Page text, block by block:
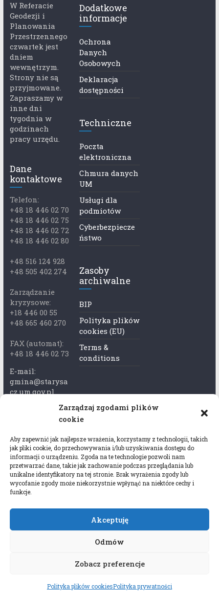
Zarządzaj zgodami plików
cookie
Aby zapewnić jak najlepsze wrażenia, korzystamy z technologii, takich
jak pliki cookie, do przechowywania i/lub uzyskiwania dostępu do
informacji o urządzeniu. Zgoda na te technologie pozwoli nam
przetwarzać dane, takie jak zachowanie podczas przeglądania lub
unikalne identyfikatory na tej stronie. Brak wyrażenia zgody lub
wycofanie zgody może niekorzystnie wpłynąć na niektóre cechy i
funkcje.
Akceptuję
Odmów
Zobacz preferencje
Polityka plików cookiesPolityka prywatności
W Referacie
Geodezji i
Planowania
Przestrzennego
czwartek jest
dniem
wewnętrzym.
Strony nie są
przyjmowane.
Zapraszamy w
inne dni
tygodnia w
godzinach
pracy urzędu.
Dane
kontaktowe
Telefon:
+48 18 446 02 70
+48 18 446 02 75
+48 18 446 02 72
+48 18 446 02 80
+48 516 124 928
+48 505 402 274
Zarządzanie
kryzysowe:
+18 446 00 55
+48 665 460 270
FAX (automat):
+48 18 446 02 73
E-mail:
gmina@starysa
cz.um.gov.pl
Adres skrzynki
rytka
Adres do e-
Doręczeń:
AEL-97528-
78647-USWGJ-
Dodatkowe
informacje
Ochrona
Danych
Osobowych
Deklaracja
dostępności
Techniczne
Poczta
elektroniczna
Chmura danych
UM
Usługi dla
podmiotów
Cyberbezpiecze
ństwo
Zasoby
archiwalne
BIP
Polityka plików
cookies (EU)
Terms &
conditions
Copyright © 2026Gmina Stary Sącz